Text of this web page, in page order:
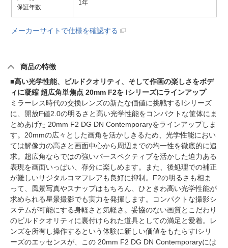
保証年数
1年
メーカーサイトで仕様を確認する
商品の特徴
■高い光学性能、ビルドクオリティ、そして作画の楽しさをボデ
ィに凝縮 超広角単焦点 20mm F2を Iシリーズにラインアップ
ミラーレス時代の交換レンズの新たな価値に挑戦するIシリーズ
に、開放F値2.0の明るさと高い光学性能をコンパクトな筐体にま
とめあげた 20mm F2 DG DN Contemporaryをラインアップしま
す。20mmの広々とした画角を活かしきるため、光学性能におい
ては解像力の高さと画面中心から周辺までの均一性を徹底的に追
求。超広角ならではの強いパースペクティブを活かした迫力ある
表現を画面いっぱい、存分に楽しめます。また、後処理での補正
が難しいサジタルコマフレアも良好に抑制。F2の明るさも相ま
って、風景写真やスナップはもちろん、ひときわ高い光学性能が
求められる星景撮影でも実力を発揮します。コンパクトな撮影シ
ステムが可能にする身軽さと気軽さ。妥協のない画質とこだわり
のビルドクオリティに裏付けられた道具としての満足と愛着。レ
ンズを所有し操作するという体験に新しい価値をもたらすIシリ
ーズのエッセンスが、この 20mm F2 DG DN Contemporaryには